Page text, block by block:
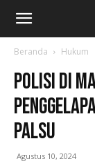
Beranda Hukum
Polisi di
Palsu
Agustus 10, 2024